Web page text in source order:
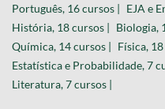
Português, 16 cursos |
EJA e
História, 18 cursos |
Biologia,
Química, 14 cursos |
Física, 18
Estatística e Probabilidade, 7
Literatura, 7 cursos |